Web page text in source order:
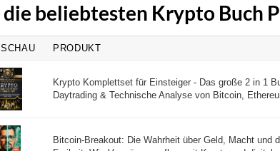
die beliebtesten Krypto Buch
PRODUKT
Krypto Komplettset für Einsteiger - Das große 2 in 1
Daytrading & Technische Analyse von Bitcoin,
Bitcoin-Breakout: Die Wahrheit über Geld, Macht und